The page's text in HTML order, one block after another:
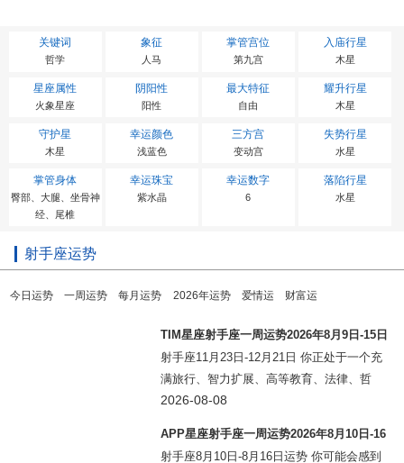
关键词
哲学
象征
人马
掌管宫位
第九宫
入庙行星
木星
星座属性
火象星座
阴阳性
阳性
最大特征
自由
耀升行星
木星
守护星
木星
幸运颜色
浅蓝色
三方宫
变动宫
失势行星
水星
掌管身体
臀部、大腿、坐骨神
经、尾椎
幸运珠宝
紫水晶
幸运数字
6
落陷行星
水星
射手座运势
今日运势 一周运势 每月运势 2026年运势 爱情运 财富运
TIM星座射手座一周运势2026年8月9日-15日
射手座11月23日-12月21日 你正处于一个充
满旅行、智力扩展、高等教育、法律、哲
学、出版和温柔爱意的月份的中点，射手。
看起来更重要。这些领域中的任
2026-08-08
APP星座射手座一周运势2026年8月10日-16
日
射手座8月10日-8月16日运势 你可能会感到